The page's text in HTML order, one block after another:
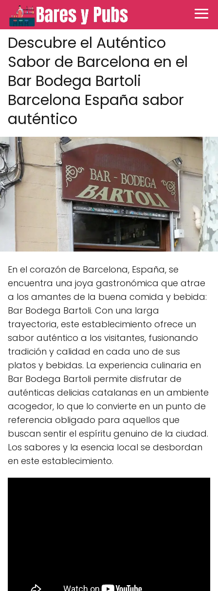
Descubre el Auténtico
Sabor de Barcelona en el
Bar Bodega Bartoli
Barcelona España sabor
auténtico
En el corazón de Barcelona, España, se
encuentra una joya gastronómica que atrae
a los amantes de la buena comida y bebida:
Bar Bodega Bartoli. Con una larga
trayectoria, este establecimiento ofrece un
sabor auténtico a los visitantes, fusionando
tradición y calidad en cada uno de sus
platos y bebidas. La experiencia culinaria en
Bar Bodega Bartoli permite disfrutar de
auténticas delicias catalanas en un ambiente
acogedor, lo que lo convierte en un punto de
referencia obligado para aquellos que
buscan sentir el espíritu genuino de la ciudad.
Los sabores y la esencia local se desbordan
en este establecimiento.